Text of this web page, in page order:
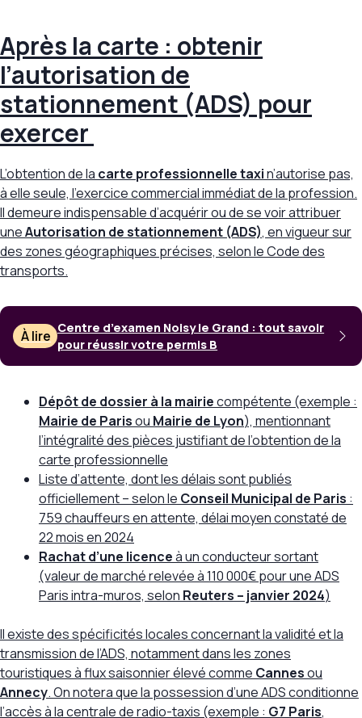
Après la carte : obtenir
l’autorisation de
stationnement (ADS) pour
exercer
L’obtention de la carte professionnelle taxin’autorise pas,
à elle seule, l’exercice commercial immédiat de la profession.
Il demeure indispensable d’acquérir ou de se voir attribuer
uneAutorisation de stationnement (ADS), en vigueur sur
des zones géographiques précises, selon leCode des
transports.
À lire Centre d’examen Noisy le Grand : tout savoir
pour réussir votre permis B
Dépôt de dossier à la mairiecompétente (exemple :
Mairie de Parisou Mairie de Lyon), mentionnant
l’intégralité des pièces justifiant de l’obtention de la
carte professionnelle
Liste d’attente, dont les délais sont publiés
officiellement – selon le Conseil Municipal de Paris :
759 chauffeurs en attente, délai moyen constaté de
22 mois en 2024
Rachat d’une licenceà un conducteur sortant
(valeur de marché relevée à110 000€ pour une ADS
Paris intra-muros, selon Reuters – janvier 2024)
Il existe des spécificités locales concernant la validité et la
transmission de l’ADS, notamment dans les zones
touristiques à flux saisonnier élevé comme Cannesou
Annecy. On notera que la possession d’une ADS conditionne
l’accès à la centrale de radio-taxis (exemple : G7 Paris,